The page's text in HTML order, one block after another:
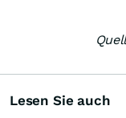
Lesen Sie auch